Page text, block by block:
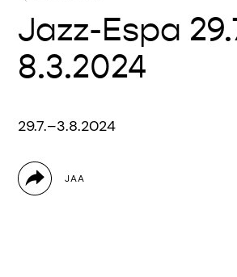
Jazz-Espa
8.3.2024
29.7.–3.8.2024